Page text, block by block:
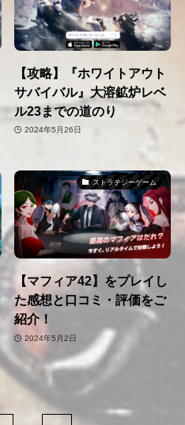
【攻略】『ホワイトアウト
サバイバル』大溶鉱炉レベ
ル23までの道のり
2024年5月26日
ストラテジーゲーム
【マフィア42】をプレイし
た感想と口コミ・評価をご
紹介！
2024年5月2日